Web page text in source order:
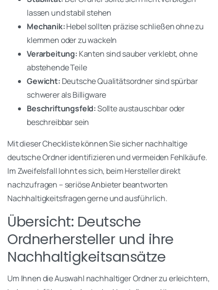
lassen und stabil stehen
Mechanik:Hebel sollten präzise schließen ohne zu
klemmen oder zu wackeln
Verarbeitung: Kanten sind sauber verklebt, ohne
abstehende Teile
Gewicht: Deutsche Qualitätsordner sind spürbar
schwerer als Billigware
Beschriftungsfeld:Sollte austauschbar oder
beschreibbar sein
Mit dieser Checkliste können Sie sicher nachhaltige
deutsche Ordner identifizieren und vermeiden Fehlkäufe.
Im Zweifelsfall lohnt es sich, beim Hersteller direkt
nachzufragen – seriöse Anbieter beantworten
Nachhaltigkeitsfragen gerne und ausführlich.
Übersicht: Deutsche
Ordnerhersteller und ihre
Nachhaltigkeitsansätze
Um Ihnen die Auswahl nachhaltiger Ordner zu erleichtern,